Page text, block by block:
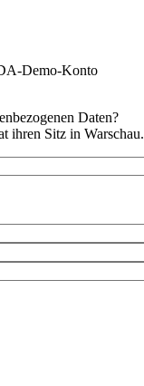
Demo-Konto
Daten?
Sitz in Warschau.